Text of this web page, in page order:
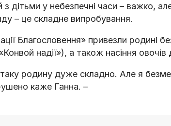
дітьми у небезпечні часи – важко,
– це складне випробування.
Благословення» привезли родині
надії»), а також насіння овочів
таку родину дуже складно. Але я
каже Ганна. –